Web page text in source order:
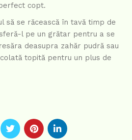
copt.
să se răcească în tavă timp de
l pe un grătar pentru a se
deasupra zahăr pudră sau
topită pentru un plus de